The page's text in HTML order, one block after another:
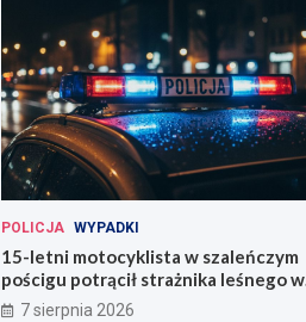
POLICJA WYPADKI
15-letni motocyklista w szaleńczym
pościgu potrącił strażnika leśnego w
Lwówku Śląskim
7 sierpnia 2026